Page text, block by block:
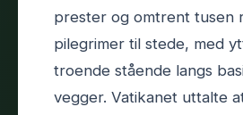
prester og omtrent tusen
pilegrimer til stede, med
troende stående langs
vegger. Vatikanet uttalte